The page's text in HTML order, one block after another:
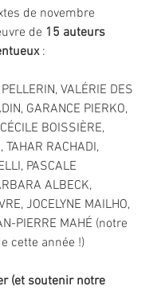
de novembre
de 15 auteurs
:
VALÉRIE DES
GARANCE PIERKO,
BOISSIÈRE,
TAHAR RACHADI,
PASCALE
ALBECK,
JOCELYNE MAILHO,
PIERRE MAHÉ (notre
cette année !)
(et soutenir notre